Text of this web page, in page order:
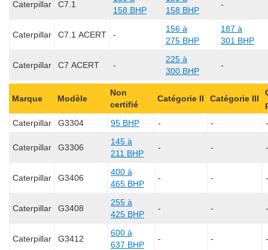
Caterpillar C7.1
158 BHP
158 BHP
-
Caterpillar C7.1 ACERT -
156 à
275 BHP
187 à
301 BHP
Caterpillar C7 ACERT -
225 à
300 BHP
-
Marque Modèle
Non
certifié
Catégorie II Catégorie III
Caterpillar
G3304 95 BHP - - -
Caterpillar G3306
145 à
211 BHP
- - -
Caterpillar G3406
400 à
465 BHP
- - -
Caterpillar G3408
255 à
425 BHP
- - -
Caterpillar G3412
600 à
637 BHP
- - -